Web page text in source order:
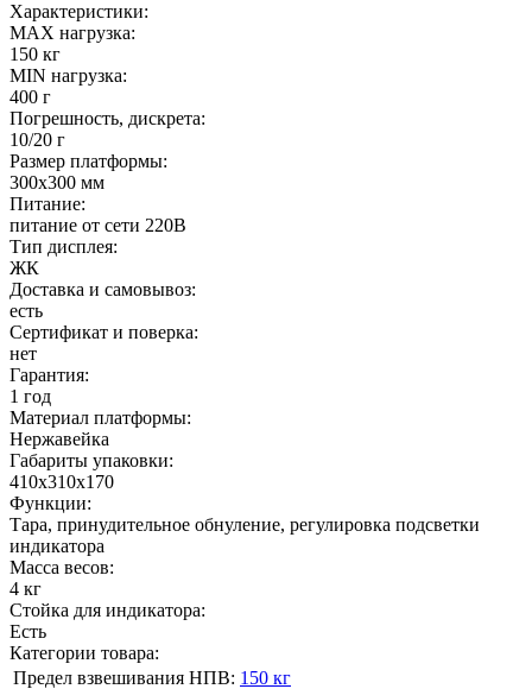
Характеристики:
MAX нагрузка:
150 кг
MIN нагрузка:
400 г
Погрешность, дискрета:
10/20 г
Размер платформы:
300х300 мм
Питание:
питание от сети 220В
Тип дисплея:
ЖК
Доставка и самовывоз:
есть
Сертификат и поверка:
нет
Гарантия:
1 год
Материал платформы:
Нержавейка
Габариты упаковки:
410х310х170
Функции:
Тара, принудительное обнуление, регулировка подсветки
индикатора
Масса весов:
4 кг
Стойка для индикатора:
Есть
Категории товара:
Предел взвешивания НПВ: 150 кг